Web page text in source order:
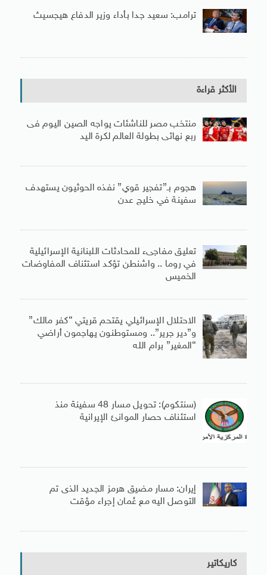
ترامب: سعيد جدا بأداء وزير الدفاع هيجسيث
الأكثر قراءة
منتخب مصر للناشئات يواجه الصين اليوم فى
ربع نهائى بطولة العالم لكرة اليد
هجوم بـ”تفجير قوي” نفذه الحوثيون يستهدف
سفينة في خليج عدن
تعليق مفاجىء للمحادثات اللبنانية الإسرائيلية
في روما .. واشنطن تؤكد استئناف المفاوضات
الخميس
الاحتلال الإسرائيلي يقتحم قريتي “كفر مالك”
و”دير جرير”.. ومستوطنون يهاجمون أراضي
“المغير” برام الله
(سنتكوم): تحويل مسار 48 سفينة منذ
استئناف حصار الموانئ الإيرانية
إيران: مسار مضيق هرمز الجديد الذى تم
التوصل اليه مع عُمان إجراء مؤقت
كاريكاتير